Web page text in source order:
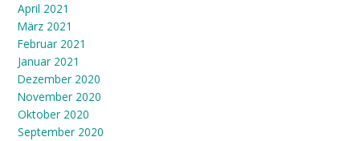
April 2021
März 2021
Februar 2021
Januar 2021
Dezember 2020
November 2020
Oktober 2020
September 2020